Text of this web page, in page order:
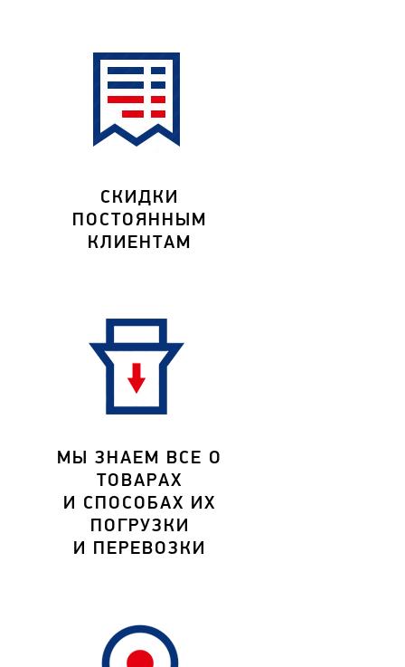
СКИДКИ
ПОСТОЯННЫМ
КЛИЕНТАМ
МЫ ЗНАЕМ ВСЕ О
ТОВАРАХ
И СПОСОБАХ ИХ
ПОГРУЗКИ
И ПЕРЕВОЗКИ